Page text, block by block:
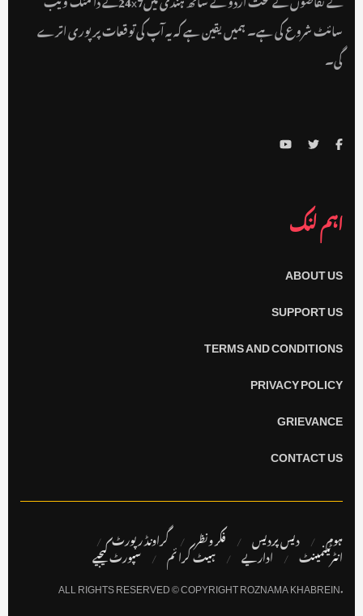
سائٹ شروع کی ہے۔ ہمیں یقین ہے کہ یہ آپ کی توقعات پر پوری اترے
گی۔
اہم لنک
ABOUT US
SUPPORT US
TERMS AND CONDITIONS
PRIVACY POLICY
GRIEVANCE
CONTACT US
ہوم دیس پردیس فکر ونظر گراونڈ رپورٹ
انٹرٹینمینٹ اداریے ہیٹ کرا ئم سپورٹ کیجیے
.ALL RIGHTS RESERVED © COPYRIGHT ROZNAMA KHABREIN